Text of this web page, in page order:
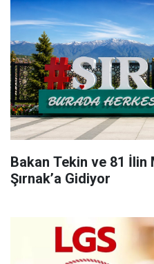
Bakan Tekin ve 81 İlin
Şırnak’a Gidiyor